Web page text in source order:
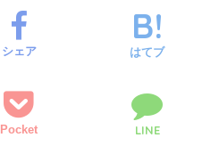
シェア はてブ
Pocket LINE